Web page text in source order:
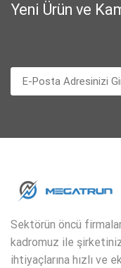
Yeni Ürün ve
Sektörün öncü
kadromuz ile
ihtiyaçlarına hızlı ve